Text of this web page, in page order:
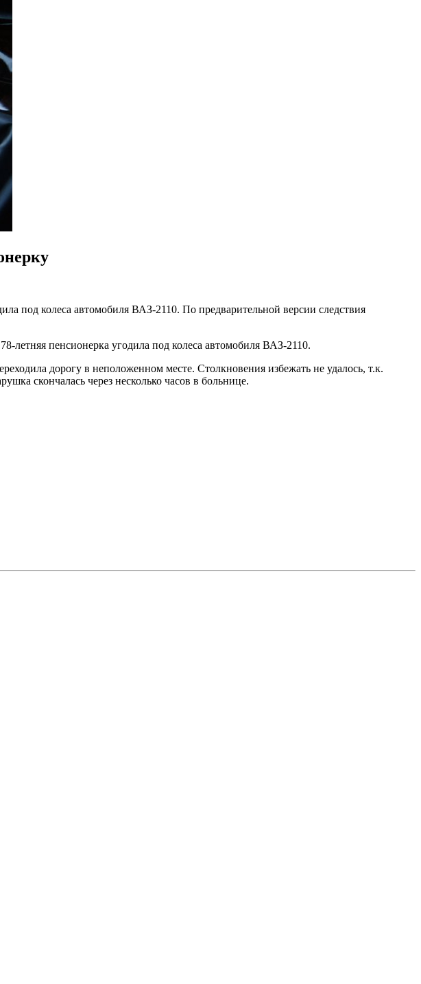
под колеса автомобиля ВАЗ-2110. По предварительной версии следствия
пенсионерка угодила под колеса автомобиля ВАЗ-2110.
дорогу в неположенном месте. Столкновения избежать не удалось, т.к.
скончалась через несколько часов в больнице.